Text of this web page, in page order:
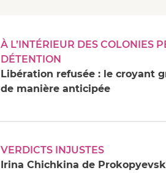
À L’INTÉRIEUR DES COLONIES
DÉTENTION
Libération refusée : le croyant
de manière anticipée
VERDICTS INJUSTES
Irina Chichkina de